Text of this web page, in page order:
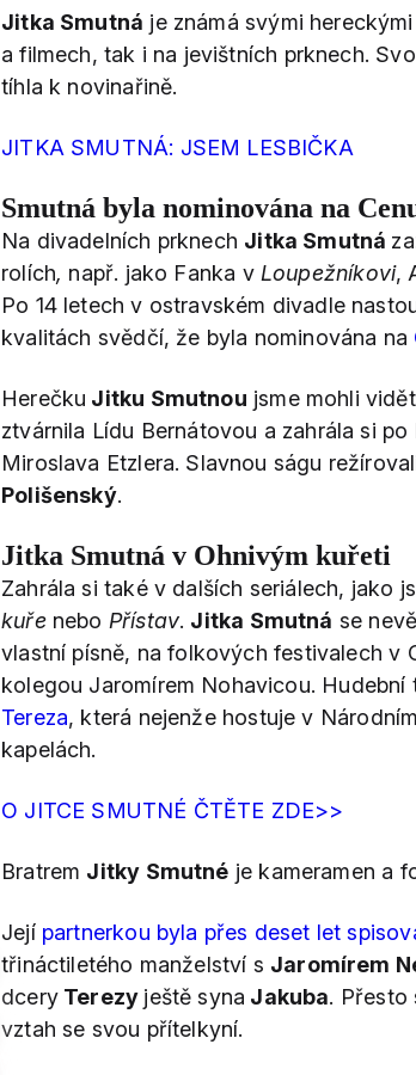
Jitka Smutná je známá svými
a filmech, tak i na jevištních prknech.
tíhla k novinařině.
JITKA SMUTNÁ: JSEM LESBIČKA
Smutná byla nominována na
Na divadelních prknech Jitka Smutná
rolích, např. jako Fanka v Loupežníkovi,
Po 14 letech v ostravském divadle
kvalitách svědčí, že byla nominována na
Herečku Jitku Smutnou jsme mohli
ztvárnila Lídu Bernátovou a zahrála si
Miroslava Etzlera. Slavnou ságu
Polišenský.
Jitka Smutná v Ohnivým kuřeti
Zahrála si také v dalších seriálech, jako
kuřenebo Přístav. Jitka Smutná se
vlastní písně, na folkových festivalech v
kolegou Jaromírem Nohavicou.
Tereza, která nejenže hostuje v
kapelách.
O JITCE SMUTNÉ ČTĚTE ZDE>>
Bratrem Jitky Smutné je kameramen a
Její partnerkou byla přes deset let
třináctiletého manželství s Jaromírem
dceryTerezy ještě syna Jakuba. Přesto
vztah se svou přítelkyní.